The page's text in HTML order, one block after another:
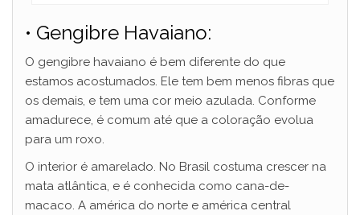
• Gengibre Havaiano:
O gengibre havaiano é bem diferente do que
estamos acostumados. Ele tem bem menos fibras que
os demais, e tem uma cor meio azulada. Conforme
amadurece, é comum até que a coloração evolua
para um roxo.
O interior é amarelado. No Brasil costuma crescer na
mata atlântica, e é conhecida como cana-de-
macaco. A américa do norte e américa central